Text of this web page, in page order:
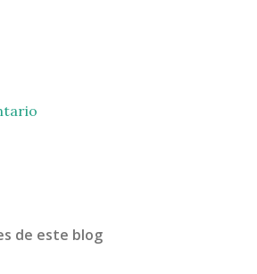
de este blog